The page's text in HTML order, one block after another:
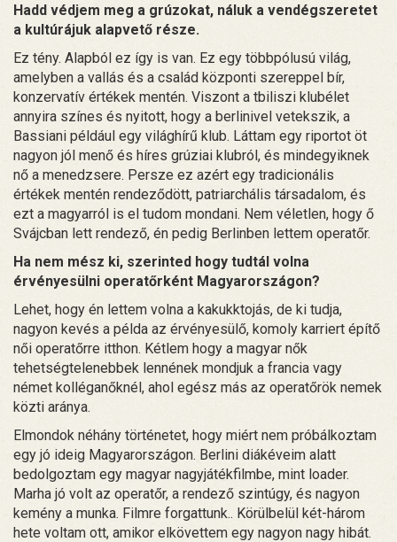
Hadd védjem meg a grúzokat, náluk a vendégszeretet
a kultúrájuk alapvető része.
Ez tény. Alapból ez így is van. Ez egy többpólusú világ,
amelyben a vallás és a család központi szereppel bír,
konzervatív értékek mentén. Viszont a tbiliszi klubélet
annyira színes és nyitott, hogy a berlinivel vetekszik, a
Bassiani például egy világhírű klub. Láttam egy riportot öt
nagyon jól menő és híres grúziai klubról, és mindegyiknek
nő a menedzsere. Persze ez azért egy tradicionális
értékek mentén rendeződött, patriarchális társadalom, és
ezt a magyarról is el tudom mondani. Nem véletlen, hogy ő
Svájcban lett rendező, én pedig Berlinben lettem operatőr.
Ha nem mész ki, szerinted hogy tudtál volna
érvényesülni operatőrként Magyarországon?
Lehet, hogy én lettem volna a kakukktojás, de ki tudja,
nagyon kevés a példa az érvényesülő, komoly karriert építő
női operatőrre itthon. Kétlem hogy a magyar nők
tehetségtelenebbek lennének mondjuk a francia vagy
német kolléganőknél, ahol egész más az operatőrök nemek
közti aránya.
Elmondok néhány történetet, hogy miért nem próbálkoztam
egy jó ideig Magyarországon. Berlini diákéveim alatt
bedolgoztam egy magyar nagyjátékfilmbe, mint loader.
Marha jó volt az operatőr, a rendező szintúgy, és nagyon
kemény a munka. Filmre forgattunk.. Körülbelül két-három
hete voltam ott, amikor elkövettem egy nagyon nagy hibát.